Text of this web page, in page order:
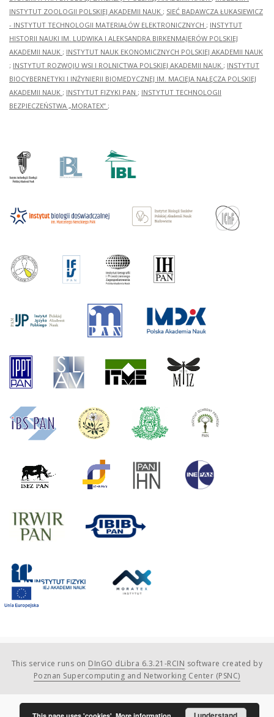
INSTYTUT ZOOLOGII POLSKIEJ AKADEMII NAUK ; SIEĆ BADAWCZA ŁUKASIEWICZ
- INSTYTUT TECHNOLOGII MATERIAŁÓW ELEKTRONICZNYCH ; INSTYTUT
HISTORII NAUKI IM. LUDWIKA I ALEKSANDRA BIRKENMAJERÓW POLSKIEJ
AKADEMII NAUK ; INSTYTUT NAUK EKONOMICZNYCH POLSKIEJ AKADEMII NAUK
; INSTYTUT ROZWOJU WSI I ROLNICTWA POLSKIEJ AKADEMII NAUK ; INSTYTUT
BIOCYBERNETYKI I INŻYNIERII BIOMEDYCZNEJ IM. MACIEJA NAŁĘCZA POLSKIEJ
AKADEMII NAUK ; INSTYTUT FIZYKI PAN ; INSTYTUT TECHNOLOGII
BEZPIECZEŃSTWA „MORATEX” ;
This service runs on DInGO dLibra 6.3.21-RCIN software created by
Poznan Supercomputing and Networking Center (PSNC)